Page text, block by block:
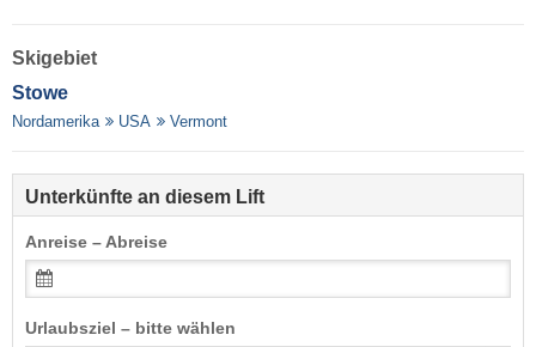
Skigebiet
Stowe
Nordamerika USA Vermont
Unterkünfte an diesem Lift
Anreise – Abreise
Urlaubsziel – bitte wählen